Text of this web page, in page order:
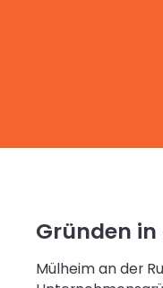
Gründen
Mülheim an der